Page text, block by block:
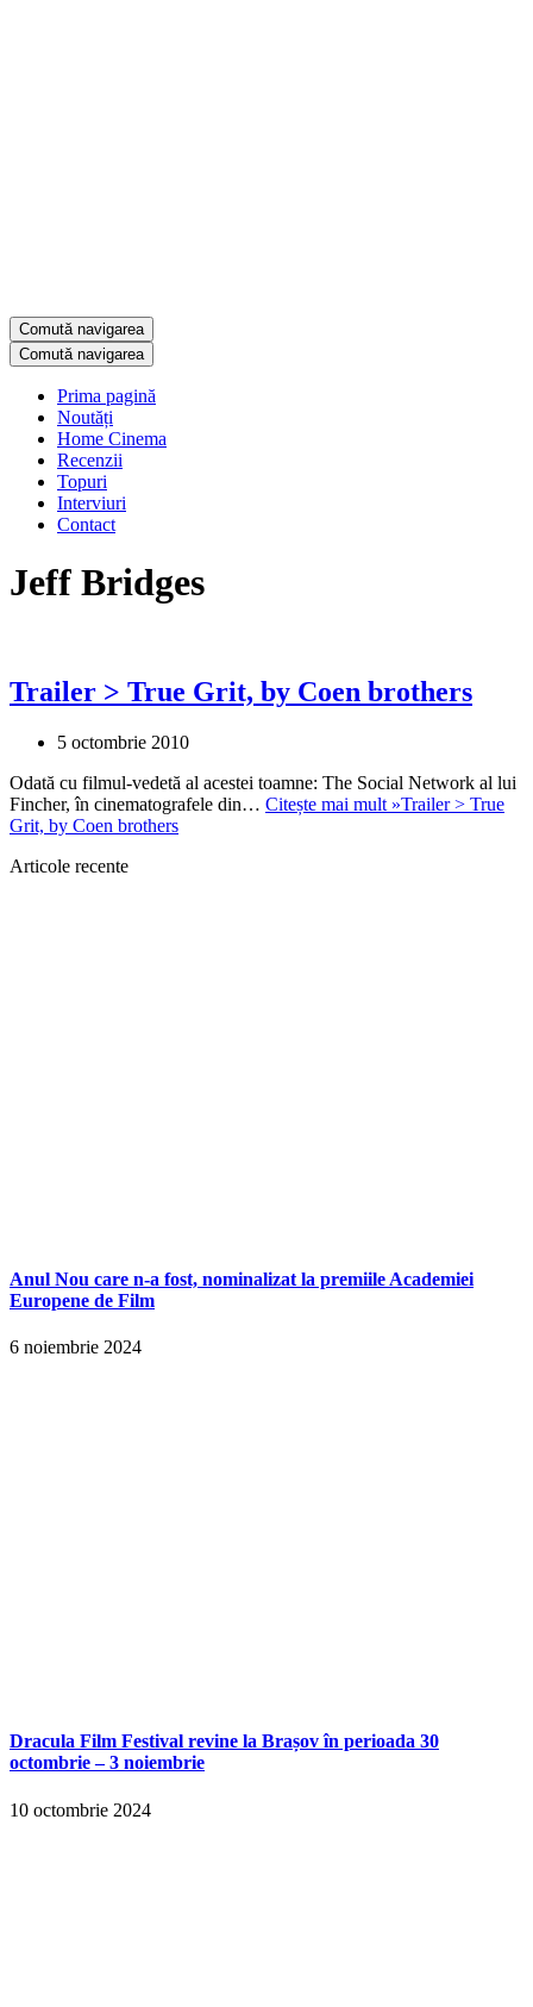
Comută navigarea
Comută navigarea
Prima pagină
Noutăți
Home Cinema
Recenzii
Topuri
Interviuri
Contact
Jeff Bridges
Trailer > True Grit, by Coen brothers
5 octombrie 2010
Odată cu filmul-vedetă al acestei toamne: The Social Network al lui
Fincher, în cinematografele din… Citește mai mult »Trailer > True
Grit, by Coen brothers
Articole recente
Anul Nou care n-a fost, nominalizat la premiile Academiei
Europene de Film
6 noiembrie 2024
Dracula Film Festival revine la Brașov în perioada 30
octombrie – 3 noiembrie
10 octombrie 2024